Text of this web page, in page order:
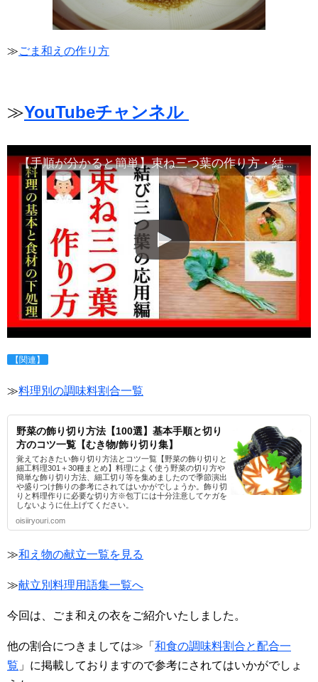
≫ごま和えの作り方
≫YouTubeチャンネル
【手順が分かると簡単】束ね三つ葉の作り方・結び三つ葉の応用編
【関連】
≫料理別の調味料割合一覧
野菜の飾り切り方法【100選】基本手順と切り
方のコツ一覧【むき物/飾り切り集】
覚えておきたい飾り切り方法とコツ一覧【野菜の飾り切りと
細工料理301＋30種まとめ】料理によく使う野菜の切り方や
簡単な飾り切り方法、細工切り等を集めましたので季節演出
や盛りつけ飾りの参考にされてはいかがでしょうか。飾り切
りと料理作りに必要な切り方※包丁には十分注意してケガを
しないように仕上げてください。
oisiiryouri.com
≫和え物の献立一覧を見る
≫献立別料理用語集一覧へ
今回は、ごま和えの衣をご紹介いたしました。
他の割合につきましては≫「 和食の調味料割合と配合一
覧 」に掲載しておりますので参考にされてはいかがでしょ